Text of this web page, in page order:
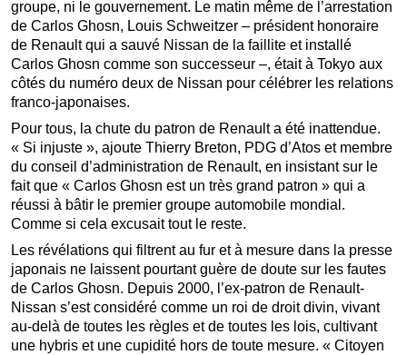
groupe, ni le gouvernement. Le matin même de l’arrestation
de Carlos Ghosn, Louis Schweitzer – président honoraire
de Renault qui a sauvé Nissan de la faillite et installé
Carlos Ghosn comme son successeur –, était à Tokyo aux
côtés du numéro deux de Nissan pour célébrer les relations
franco-japonaises.
Pour tous, la chute du patron de Renault a été inattendue.
« Si injuste », ajoute Thierry Breton, PDG d’Atos et membre
du conseil d’administration de Renault, en insistant sur le
fait que « Carlos Ghosn est un très grand patron » qui a
réussi à bâtir le premier groupe automobile mondial.
Comme si cela excusait tout le reste.
Les révélations qui filtrent au fur et à mesure dans la presse
japonais ne laissent pourtant guère de doute sur les fautes
de Carlos Ghosn. Depuis 2000, l’ex-patron de Renault-
Nissan s’est considéré comme un roi de droit divin, vivant
au-delà de toutes les règles et de toutes les lois, cultivant
une hybris et une cupidité hors de toute mesure. « Citoyen